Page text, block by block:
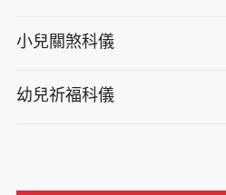
小兒關煞科儀
幼兒祈福科儀